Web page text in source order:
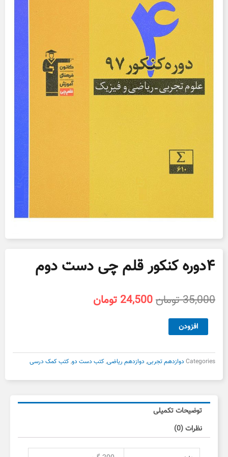
۴دوره کنکور قلم چی دست دوم
35,000تومانقیمت
24,500 تومان
کنکور
چی
دست
دوم
افزودن
Categories دوازدهم تجربی, دوازدهم ریاضی,کتب دست دو,کتب کمک درسی
توضیحات تکمیلی
نظرات (0)